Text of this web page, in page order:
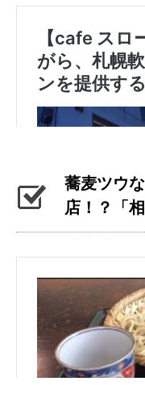
蕎麦ツウ
店！？「